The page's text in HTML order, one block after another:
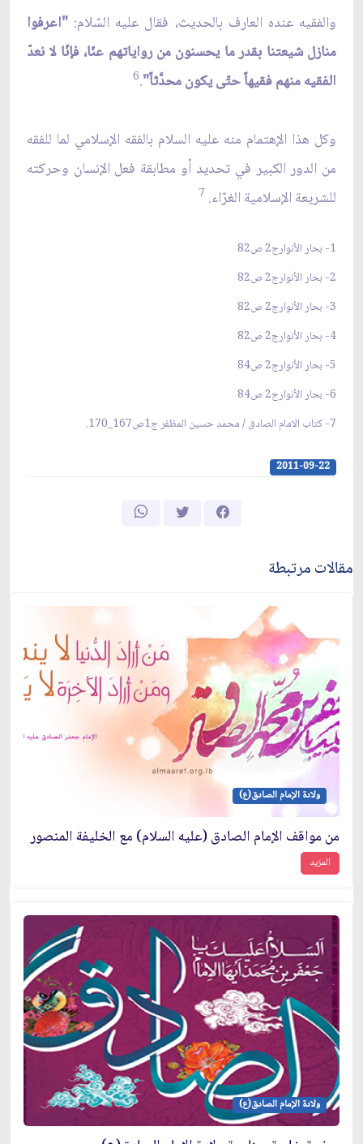
والفقيه عنده العارف بالحديث، فقال عليه السّلام:"اعرفوا
منازل شيعتنا بقدر ما يحسنون من رواياتهم عنّا، فإنّا لا نعدّ
الفقيه منهم فقيهاً حتّى يكون محدَّثاً".
6
وكل هذا الإهتمام منه عليه السلام بالفقه الإسلامي لما للفقه
من الدور الكبير في تحديد أو مطابقة فعل الإنسان وحركته
للشريعة الإسلامية الغرّاء. 7
1- بحار الأنوارج2 ص82
2- بحار الأنوارج2 ص82
3- بحار الأنوارج2 ص82
4- بحار الأنوارج2 ص82
5- بحار الأنوارج2 ص84
6- بحار الأنوارج2 ص84
7- كتاب الامام الصادق / محمد حسين المظفر ج1ص167_170.
2011-09-22
مقالات مرتبطة
ولادة الإمام الصادق(ع)
من مواقف الإمام الصادق (عليه السلام) مع الخليفة المنصور
المزيد
ولادة الإمام الصادق(ع)